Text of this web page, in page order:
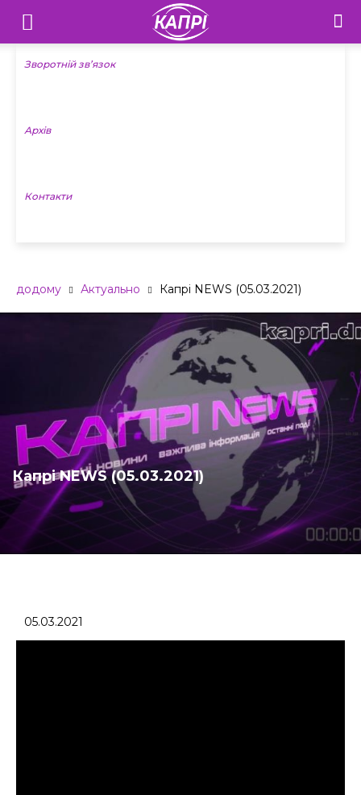
Телебачення
«Капрі»
Новини
Зворотній зв’язок
Архів
Контакти
додому Актуально Капрі NEWS (05.03.2021)
Капрі NEWS (05.03.2021)
05.03.2021